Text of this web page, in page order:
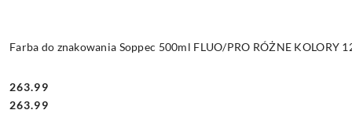
Farba do znakowania Soppec 500ml FLUO/PRO RÓŻNE KOLORY
Cena:
263.99
Cena:
263.99